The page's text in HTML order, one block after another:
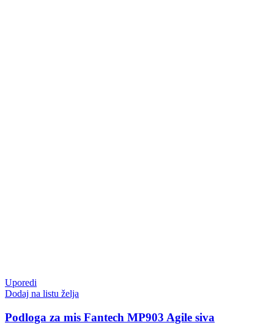
Uporedi
Dodaj na listu želja
Podloga za mis Fantech MP903 Agile siva